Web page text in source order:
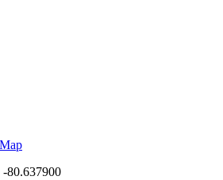
-80.637900